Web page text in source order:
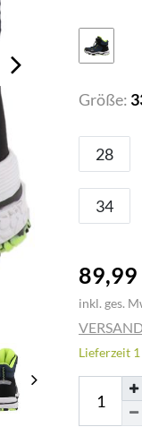
Größe:
28
34
89,99
inkl. ges.
Lieferzeit